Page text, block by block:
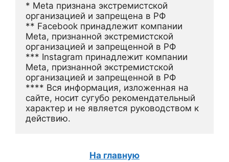
* Meta признана экстремистской
организацией и запрещена в РФ
** Facebook принадлежит компании
Meta, признанной экстремистской
организацией и запрещенной в РФ
*** Instagram принадлежит компании
Meta, признанной экстремистской
организацией и запрещенной в РФ
**** Вся информация, изложенная на
сайте, носит сугубо рекомендательный
характер и не является руководством к
действию.
На главную